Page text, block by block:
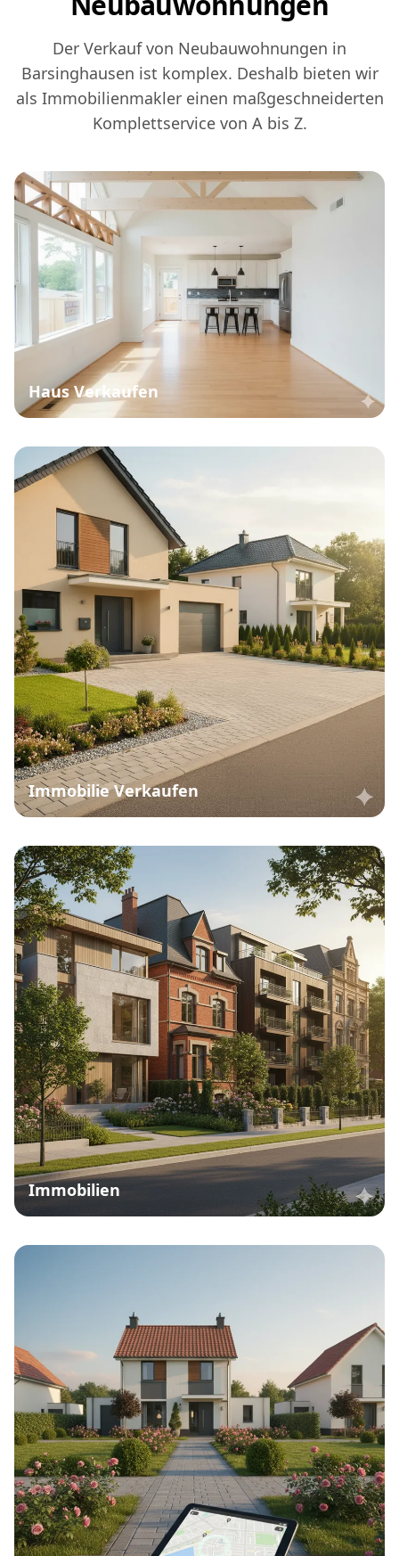
Der Verkauf von Neubauwohnungen in
Barsinghausen ist komplex. Deshalb bieten wir
als Immobilienmakler einen maßgeschneiderten
Komplettservice von A bis Z.
Haus Verkaufen
Immobilie Verkaufen
Immobilien